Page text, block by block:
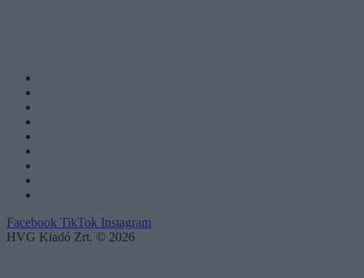
Facebook TikTok Instagram
HVG Kiadó Zrt. © 2026